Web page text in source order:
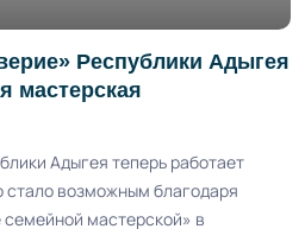
Республики Адыгея
мастерская
Адыгея теперь работает
возможным благодаря
мастерской» в